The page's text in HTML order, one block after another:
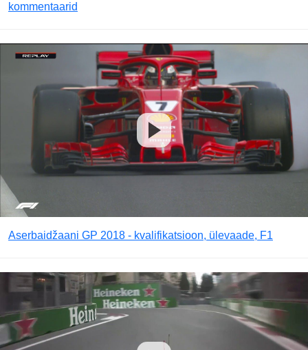
kommentaarid
Aserbaidžaani GP 2018 - kvalifikatsioon, ülevaade, F1